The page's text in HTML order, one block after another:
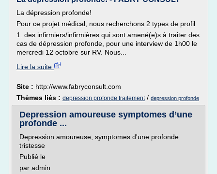
La dépression profonde!
Pour ce projet médical, nous recherchons 2 types de profil
1. des infirmiers/infirmières qui sont amené(e)s à traiter des
cas de dépression profonde, pour une interview de 1h00 le
mercredi 12 octobre sur RV. Nous...
Lire la suite
Site : http://www.fabryconsult.com
Thèmes liés : depression profonde traitement/ depression profonde
Depression amoureuse symptomes d’une
profonde ...
Depression amoureuse, symptomes d'une profonde
tristesse
Publié le
par admin